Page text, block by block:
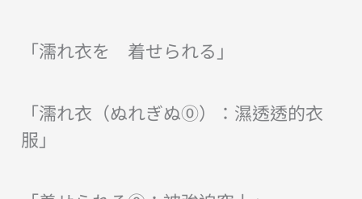
「濡れ衣を 着せられる」
「濡れ衣（ぬれぎぬ⓪）：濕透透的衣
服」